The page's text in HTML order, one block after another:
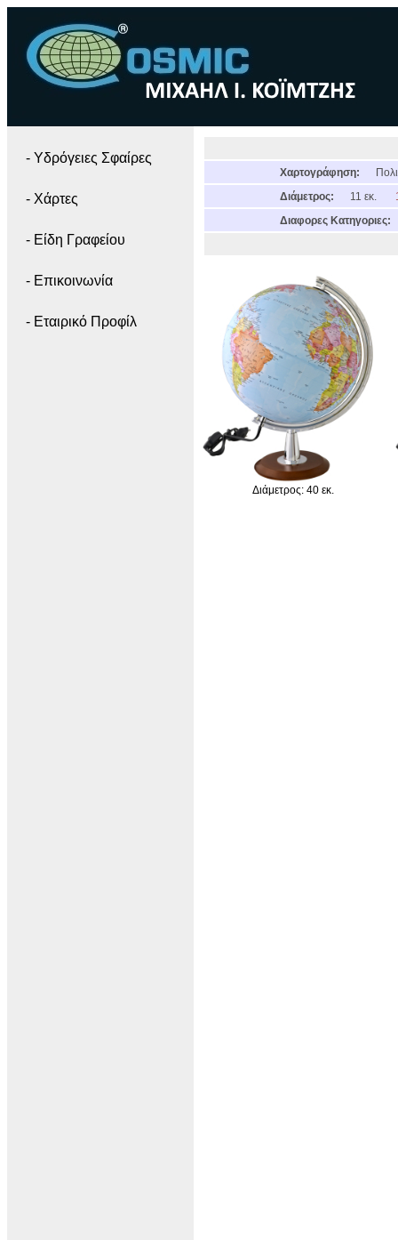
- Yδρόγειες Σφαίρες
- Χάρτες
- Είδη Γραφείου
- Επικοινωνία
- Εταιρικό Προφίλ
Χαρτογράφηση:
Διάμετρος:
11 εκ.
Διαφορες Κατηγοριες:
Διάμετρος: 40 εκ.